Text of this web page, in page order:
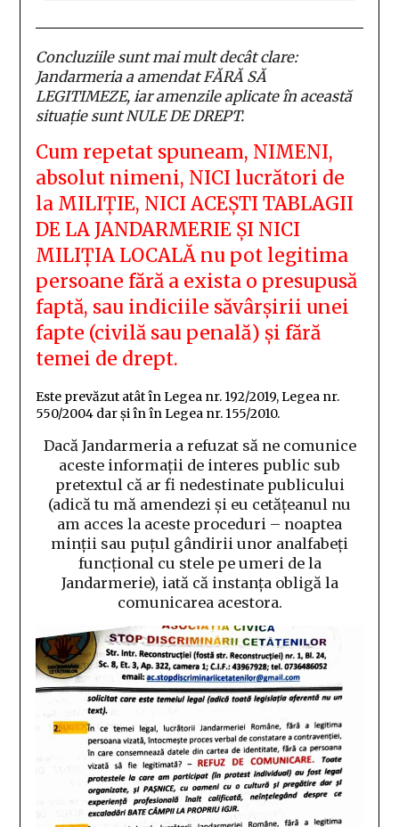
Concluziile sunt mai mult decât clare:
Jandarmeria a amendat FĂRĂ SĂ
LEGITIMEZE, iar amenzile aplicate în această
situație sunt NULE DE DREPT.
Cum repetat spuneam, NIMENI,
absolut nimeni, NICI lucrători de
la MILIȚIE, NICI ACEȘTI TABLAGII
DE LA JANDARMERIE ȘI NICI
MILIȚIA LOCALĂ nu pot legitima
persoane fără a exista o presupusă
faptă, sau indiciile săvârșirii unei
fapte (civilă sau penală) și fără
temei de drept.
Este prevăzut atât în Legea nr. 192/2019, Legea nr.
550/2004 dar și în în Legea nr. 155/2010.
Dacă Jandarmeria a refuzat să ne comunice
aceste informații de interes public sub
pretextul că ar fi nedestinate publicului
(adică tu mă amendezi și eu cetățeanul nu
am acces la aceste proceduri – noaptea
minții sau puțul gândirii unor analfabeți
funcțional cu stele pe umeri de la
Jandarmerie), iată că instanța obligă la
comunicarea acestora.